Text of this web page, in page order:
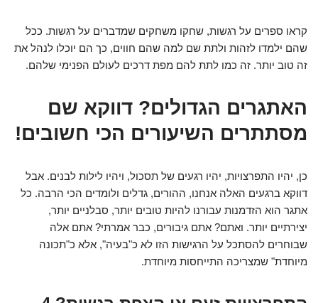
קראו ספרים על רגשות, שחקו משחקים שמדברים על רגשות. ככל
שהם ילמדו לזהות ולתת שם למה שהם חווים, כך הם יוכלו לנהל את
זה טוב יותר. זה כמו לתת להם מפת דרכים לעולם הפנימי שלהם.
האתגרים הגדולים? דווקא שם
מסתתרים השיעורים הכי חשובים!
כן, יהיו התפרצויות, יהיו רגעים של תסכול, ויהיו לילות לבנים. אבל
דווקא ברגעים האלה אנחנו, ההורים, גדלים ולומדים הכי הרבה. כל
אתגר הוא הזדמנות עבורנו להיות טובים יותר, סבלניים יותר,
יצירתיים יותר. ואתם? אתם גיבורים, כבר אמרתי? אתם אלה
שבוחרים להסתכל על הרגישות הזו לא כ"בעיה", אלא כ"תכונה
מיוחדת" שמצריכה התייחסות מיוחדת.